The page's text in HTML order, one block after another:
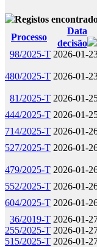
Registos
Processo
Data
decisão
98/2025-T 2026-01-
480/2025-T 2026-01-
81/2025-T 2026-01-
444/2025-T 2026-01-
714/2025-T 2026-01-
527/2025-T 2026-01-
479/2025-T 2026-01-
552/2025-T 2026-01-
604/2025-T 2026-01-
36/2019-T 2026-01-
255/2025-T 2026-01-
515/2025-T 2026-01-